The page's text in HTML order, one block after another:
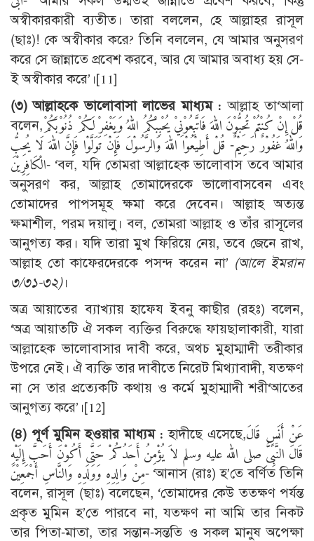
অস্বীকারকারী ব্যতীত। তারা বললেন, হে আল্লাহর রাসূল
(ছাঃ)! কে অস্বীকার করে? তিনি বললেন, যে আমার অনুসরণ
করে সে জান্নাতে প্রবেশ করবে, আর যে আমার অবাধ্য হয় সে-
ই অস্বীকার করে’।[11]
(৩) আল্লাহকে ভালোবাসা লাভের মাধ্যম : আল্লাহ তা‘আলা
বলেন,قُلْ إِنْ كُنْتُمْ تُحِبُّوْنَ اللهَ فَاتَّبِعُوْنِيْ يُحْبِبْكُمُ اللهُ وَيَغْفِرْ لَكُمْ ذُنُوْبَكُمْ
وَاللهُ غَفُوْرٌ رَحِيْمٌ- قُلْ أَطِيْعُوْا اللهَ وَالرَّسُوْلَ فَإِنْ تَوَلَّوْا فَإِنَّ اللهَ لَا يُحِبُّ
الْكَافِرِيْنَ- ‘বল, যদি তোমরা আল্লাহ্কে ভালোবাস তবে আমার
অনুসরণ কর, আল্লাহ তোমাদেরকে ভালোবাসবেন এবং
তোমাদের পাপসমূহ ক্ষমা করে দেবেন। আল্লাহ অত্যন্ত
ক্ষমাশীল, পরম দয়ালু। বল, তোমরা আল্লাহ ও তাঁর রাসূলের
আনুগত্য কর। যদি তারা মুখ ফিরিয়ে নেয়, তবে জেনে রাখ,
আল্লাহ তো কাফেরদেরকে পসন্দ করেন না’ (আলে ইমরান
৩/৩১-৩২)।
অত্র আয়াতের ব্যাখ্যায় হাফেয ইবনু কাছীর (রহঃ) বলেন,
‘অত্র আয়াতটি ঐ সকল ব্যক্তির বিরুদ্ধে ফায়ছালাকারী, যারা
আল্লাহ্কে ভালোবাসার দাবী করে, অথচ মুহাম্মাদী তরীকার
উপরে নেই। ঐ ব্যক্তি তার দাবীতে নিরেট মিথ্যাবাদী, যতক্ষণ
না সে তার প্রত্যেকটি কথায় ও কর্মে মুহাম্মাদী শরী‘আতের
আনুগত্য করে’।[12]
(৪) পূর্ণ মুমিন হওয়ার মাধ্যম : হাদীছে এসেছে,عَنْ أَنَسٍ قَالَ
قَالَ النَّبِىُّ صلى الله عليه وسلم لاَ يُؤْمِنُ أَحَدُكُمْ حَتَّى أَكُوْنَ أَحَبَّ إِلَيْهِ
مِنْ وَالِدِهِ وَوَلَدِهِ وَالنَّاسِ أَجْمَعِيْنَ- ‘আনাস (রাঃ) হ’তে বর্ণিত তিনি
বলেন, রাসূল (ছাঃ) বলেছেন, ‘তোমাদের কেউ ততক্ষণ পর্যন্ত
প্রকৃত মুমিন হ’তে পারবে না, যতক্ষণ না আমি তার নিকট
তার পিতা-মাতা, তার সন্তান-সন্ততি ও সকল মানুষ অপেক্ষা